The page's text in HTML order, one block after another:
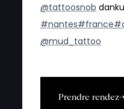
@tattoosnob
#nantes#france
@mud_tattoo
Prendre rendez-